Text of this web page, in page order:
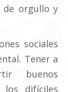
de orgullo y
sociales
Tener a
buenos
difíciles